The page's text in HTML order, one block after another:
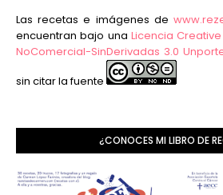
Las recetas e imágenes de
encuentran bajo una Licencia
NoComercial-SinDerivadas 3.0
sin citar la fuente
¿CONOCES MI LIBRO DE